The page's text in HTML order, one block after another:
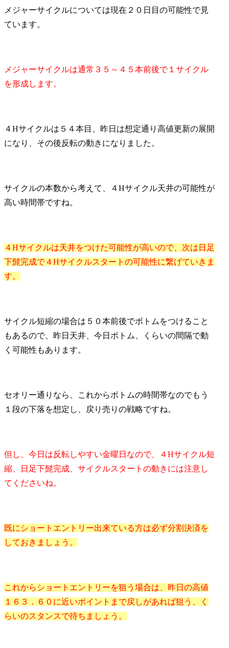
メジャーサイクルについては現在２０日目の可能性で見
ています。
メジャーサイクルは通常３５～４５本前後で１サイクル
を形成します。
４Hサイクルは５４本目、昨日は想定通り高値更新の展開
になり、その後反転の動きになりました。
サイクルの本数から考えて、４Hサイクル天井の可能性が
高い時間帯ですね。
４Hサイクルは天井をつけた可能性が高いので、次は日足
下髭完成で４Hサイクルスタートの可能性に繋げていきま
す。
サイクル短縮の場合は５０本前後でボトムをつけること
もあるので、昨日天井、今日ボトム、くらいの間隔で動
く可能性もあります。
セオリー通りなら、これからボトムの時間帯なのでもう
１段の下落を想定し、戻り売りの戦略ですね。
但し、今日は反転しやすい金曜日なので、４Hサイクル短
縮、日足下髭完成、サイクルスタートの動きには注意し
てくださいね。
既にショートエントリー出来ている方は必ず分割決済を
しておきましょう。
これからショートエントリーを狙う場合は、昨日の高値
１６３．６０に近いポイントまで戻しがあれば狙う、く
らいのスタンスで待ちましょう。